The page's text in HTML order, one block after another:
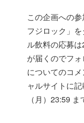
この企画への
フジロック」
ル飲料の応募
が届くのでフ
についてのコ
ャルサイトに
（月）23:59 ま